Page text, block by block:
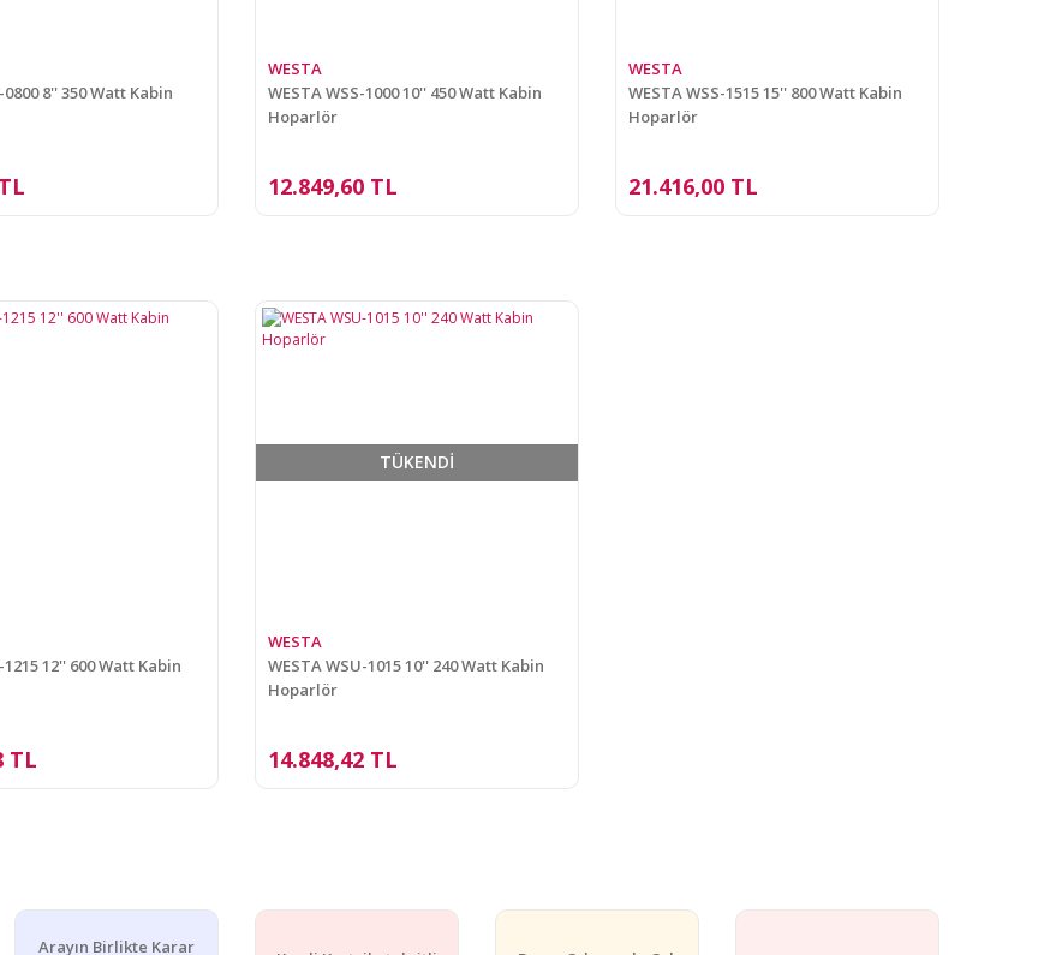
0800 8'' 350 Watt Kabin
WESTA
WESTA WSS-1000 10'' 450 Watt Kabin
Hoparlör
12.849,60 TL
WESTA
WESTA WSS-1515 15'' 800 Watt Kabin
Hoparlör
21.416,00 TL
1215 12'' 600 Watt Kabin
TL
TÜKENDİ
WESTA
WESTA WSU-1015 10'' 240 Watt Kabin
Hoparlör
14.848,42 TL
Arayın Birlikte Karar